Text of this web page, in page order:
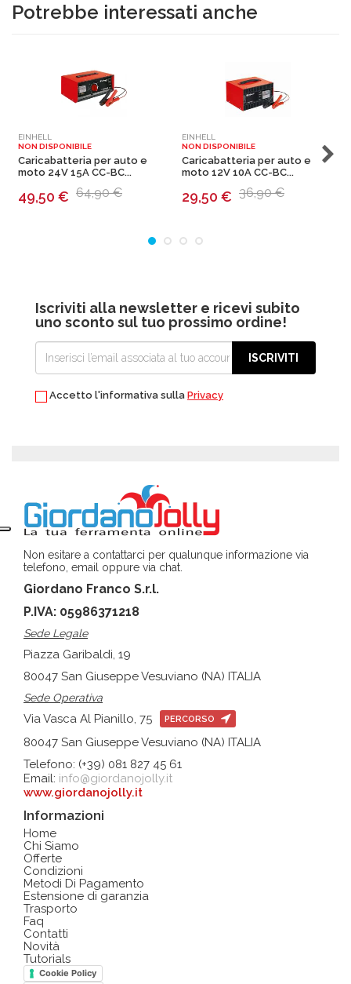
Potrebbe interessati anche
EINHELL
NON DISPONIBILE
Caricabatteria per auto e
moto 24V 15A CC-BC...
49,50 € 64,90 €
EINHELL
NON DISPONIBILE
Caricabatteria per auto e
moto 12V 10A CC-BC...
29,50 € 36,90 €
Iscriviti alla newsletter e ricevi subito
uno sconto sul tuo prossimo ordine!
ISCRIVITI
Accetto l'informativa sulla Privacy
Non esitare a contattarci per qualunque informazione via
telefono, email oppure via chat.
Giordano Franco S.r.l.
P.IVA: 05986371218
Sede Legale
Piazza Garibaldi, 19
80047 San Giuseppe Vesuviano (NA) ITALIA
Sede Operativa
Via Vasca Al Pianillo, 75 PERCORSO
80047 San Giuseppe Vesuviano (NA) ITALIA
Telefono: (+39) 081 827 45 61
Email: info@giordanojolly.it
www.giordanojolly.it
Informazioni
Home
Chi Siamo
Offerte
Condizioni
Metodi Di Pagamento
Estensione di garanzia
Trasporto
Faq
Contatti
Novità
Tutorials
Cookie Policy